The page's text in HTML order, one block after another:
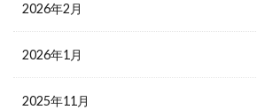
2026年2月
2026年1月
2025年11月